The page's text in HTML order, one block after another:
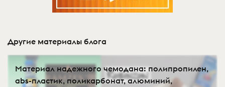
Другие материалы блога
Материал надежного чемодана: полипропилен,
abs-пластик, поликарбонат, алюминий,